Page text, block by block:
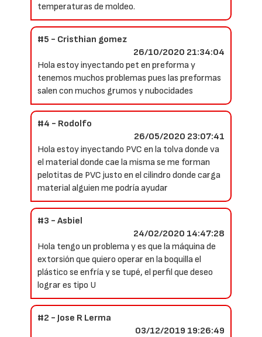
temperaturas de moldeo.
#5 - Cristhian gomez
26/10/2020 21:34:04
Hola estoy inyectando pet en preforma y
tenemos muchos problemas pues las preformas
salen con muchos grumos y nubocidades
#4 - Rodolfo
26/05/2020 23:07:41
Hola estoy inyectando PVC en la tolva donde va
el material donde cae la misma se me forman
pelotitas de PVC justo en el cilindro donde carga
material alguien me podría ayudar
#3 - Asbiel
24/02/2020 14:47:28
Hola tengo un problema y es que la máquina de
extorsión que quiero operar en la boquilla el
plástico se enfría y se tupé, el perfil que deseo
lograr es tipo U
#2 - Jose R Lerma
03/12/2019 19:26:49